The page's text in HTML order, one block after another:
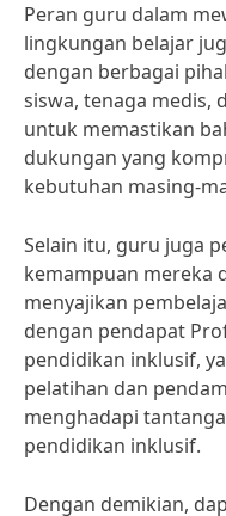
Peran guru dalam
lingkungan belajar
dengan berbagai
siswa, tenaga medis,
untuk memastikan
dukungan yang
kebutuhan masing-
Selain itu, guru juga
kemampuan mereka
menyajikan
dengan pendapat
pendidikan inklusif,
pelatihan dan
menghadapi
pendidikan inklusif.
Dengan demikian,